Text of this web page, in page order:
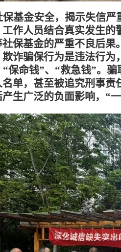
保基金安全，揭示失信严
作人员结合真实发生
保基金的严重不良后果
诈骗保行为是违法行
保命钱”、“救急钱”。骗
单，甚至被追究刑事责
生广泛的负面影响， “